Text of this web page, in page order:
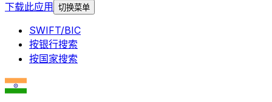
下载此应用
切换菜单
SWIFT/BIC
按银行搜索
按国家搜索